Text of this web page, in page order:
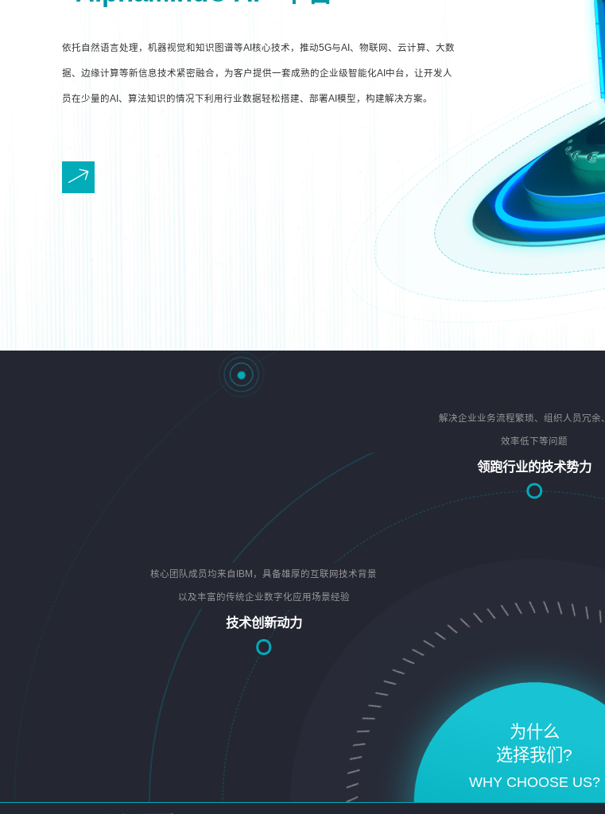
依托自然语言处理，机器视觉和知识图谱等AI核心技术，推动5G与AI、物联网、云计算、大数
据、边缘计算等新信息技术紧密融合，为客户提供一套成熟的企业级智能化AI中台，让开发人
员在少量的AI、算法知识的情况下利用行业数据轻松搭建、部署AI模型，构建解决方案。
为什么
选择我们?
WHY CHOOSE US?
核心团队成员均来自IBM，具备雄厚的互联网技术背景
以及丰富的传统企业数字化应用场景经验
技术创新动力
解决企业业务流程繁琐、组织人员冗余
效率低下等问题
领跑行业的技术势力